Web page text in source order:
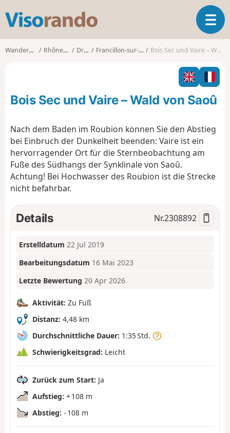
s
o
o
T
o
g
l
n
a
g
o
Wanderungen Rhône-Alpes Drôme Francillon-sur-Roubion Bois Sec und Vaire – Wald von Saoû
Bois Sec und Vaire – Wald von Saoû
Nach dem Baden im Roubion können Sie den Abstieg
bei Einbruch der Dunkelheit beenden: Vaire ist ein
hervorragender Ort für die Sternbeobachtung am
Fuße des Südhangs der Synklinale von Saoû.
Achtung! Bei Hochwasser des Roubion ist die Strecke
nicht befahrbar.
Details Nr.2308892
Erstelldatum 22 Jul 2019
Bearbeitungsdatum 16 Mai 2023
Letzte Bewertung 20 Apr 2026
Aktivität: Zu Fuß
Distanz: 4,48 km
Durchschnittliche Dauer: 1:35 Std.
Schwierigkeitsgrad: Leicht
Zurück zum Start: Ja
Aufstieg: + 108 m
Abstieg: - 108 m